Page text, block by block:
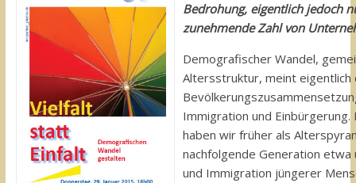
Bedrohung, eigentlich jedoch
zunehmende Zahl von
Demografischer Wandel,
Altersstruktur, meint
Immigration und
haben wir früher als
nachfolgende Generation
und Immigration jüngerer